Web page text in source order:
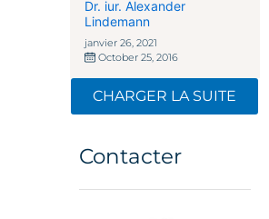
2016
Dr. iur. Alexander
Lindemann
janvier 26, 2021
October 25, 2016
CHARGER LA SUITE
Contacter